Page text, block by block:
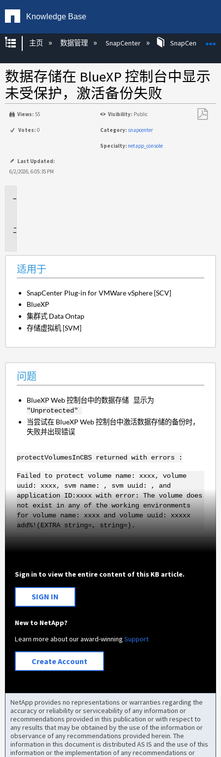
Knowledge Base
扩展/隐缩全局层次
主页 数据管理 SnapCenter SnapCenter知
数据存储在 BlueXP 控制台中显示
未受保护，激活备份失败
Views: 55 Visibility: Public
Votes: 0 Category: snapcenter
Specialty: netapp_console
Last Updated:
6/2/2026, 6:05:35 PM
适用于
SnapCenter Plug-in for VMWare vSphere [SCV]
BlueXP
集群式 Data Ontap
存储虚拟机 [SVM]
问题
BlueXP Web 控制台中的数据存储 显示为
"Unprotected"
当尝试在 BlueXP Web 控制台中激活数据存储的备份时，
失败并出现错误
protectVolumesInCBS returned with errors :
Failed to protect volume name: xxxx, volume
uuid: xxxx, svm name: , svm uuid: , and
application ID:xxxx with error: The volume does
not exist in any of the working environments
for volume name: xxxx and volume uuid: xxxxx
add%!(EXTRA string=, string=).
Sign in to view the entire content of this KB article.
SIGN IN
New to NetApp?
Learn more about our award-winningSupport
Create Account
NetApp provides no representations or warranties regarding the
accuracy or reliability or serviceability of any information or
recommendations provided in this publication or with respect to
any results that may be obtained by the use of the information or
observance of any recommendations provided herein. The
information in this document is distributed AS IS and the use of this
information or the implementation of any recommendations or